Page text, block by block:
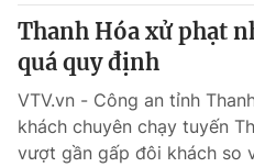
Thanh Hóa xử phạt
quá quy định
VTV.vn - Công an tỉnh
khách chuyên chạy tuyến
vượt gần gấp đôi khách so